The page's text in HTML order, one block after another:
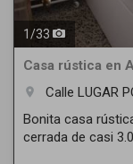
1/33
Casa rústica en
room
Calle LUGAR
Bonita casa
cerrada de casi